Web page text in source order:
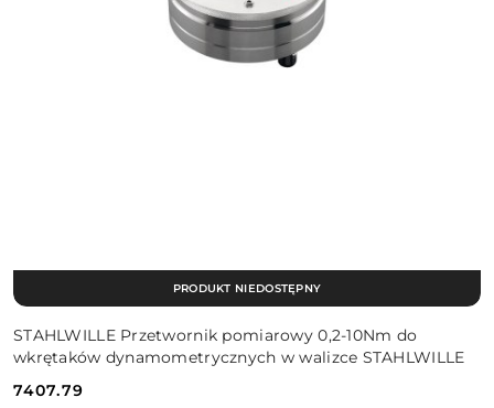
STAHLWILLE Przetwornik pomiarowy 0,2-10Nm do
wkrętaków dynamometrycznych w walizce STAHLWILLE
7407.79
PRODUKT NIEDOSTĘPNY